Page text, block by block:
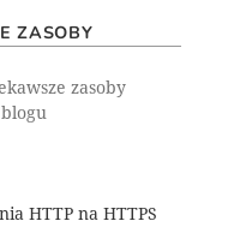
ZASOBY
zasoby
HTTP na HTTPS